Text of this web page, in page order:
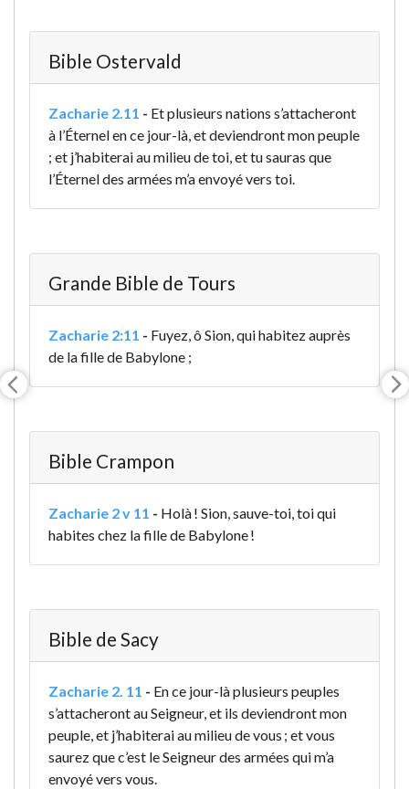
Bible Ostervald
Zacharie 2.11 - Et plusieurs nations s’attacheront
à l’Éternel en ce jour-là, et deviendront mon peuple
; et j’habiterai au milieu de toi, et tu sauras que
l’Éternel des armées m’a envoyé vers toi.
Grande Bible de Tours
Zacharie 2:11 - Fuyez, ô Sion, qui habitez auprès
de la fille de Babylone ;
Bible Crampon
Zacharie 2 v 11 - Holà ! Sion, sauve-toi, toi qui
habites chez la fille de Babylone !
Bible de Sacy
Zacharie 2. 11 - En ce jour-là plusieurs peuples
s’attacheront au Seigneur, et ils deviendront mon
peuple, et j’habiterai au milieu de vous ; et vous
saurez que c’est le Seigneur des armées qui m’a
envoyé vers vous.